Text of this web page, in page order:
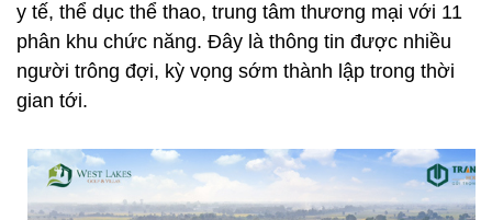
y tế, thể dục thể thao, trung tâm thương mại với 11
phân khu chức năng. Đây là thông tin được nhiều
người trông đợi, kỳ vọng sớm thành lập trong thời
gian tới.